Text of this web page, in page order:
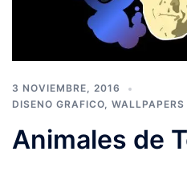
3 NOVIEMBRE, 2016
DISENO GRAFICO,
Animales de